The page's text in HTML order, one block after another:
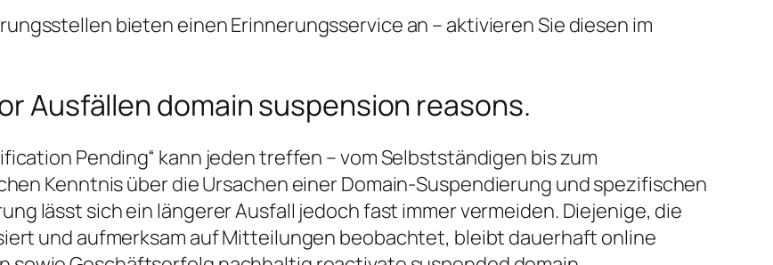
bieten einen Erinnerungsservice an – aktivieren Sie diesen im
Ausfällen domain suspension reasons.
Pending“ kann jeden treffen – vom Selbstständigen bis zum
Kenntnis über die Ursachen einer Domain-Suspendierung und spezifischen
lässt sich ein längerer Ausfall jedoch fast immer vermeiden. Diejenige, die
und aufmerksam auf Mitteilungen beobachtet, bleibt dauerhaft online